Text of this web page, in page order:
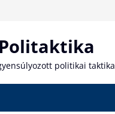
Politaktika
politikai taktika